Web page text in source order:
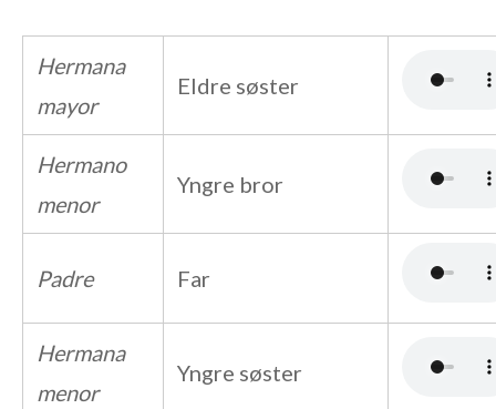
Hermana
mayor
Eldre søster
Hermano
menor
Yngre bror
Padre Far
Hermana
menor
Yngre søster